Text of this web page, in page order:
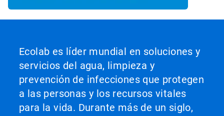
Ecolab es líder mundial en soluciones y
servicios del agua, limpieza y
prevención de infecciones que protegen
a las personas y los recursos vitales
para la vida. Durante más de un siglo,